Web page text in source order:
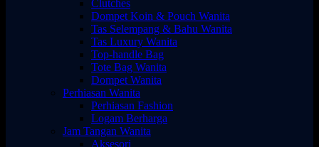
Clutches
Dompet Koin & Pouch Wanita
Tas Selempang & Bahu Wanita
Tas Luxury Wanita
Top-handle Bag
Tote Bag Wanita
Dompet Wanita
Perhiasan Wanita
Perhiasan Fashion
Logam Berharga
Jam Tangan Wanita
Aksesori